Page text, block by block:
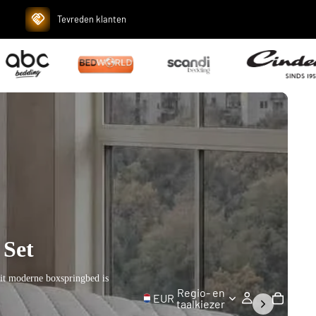
Tevreden klanten
EUR Regio- en
taalkiezer
boxspringbed